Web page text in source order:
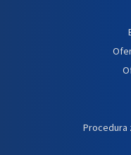
Procedura